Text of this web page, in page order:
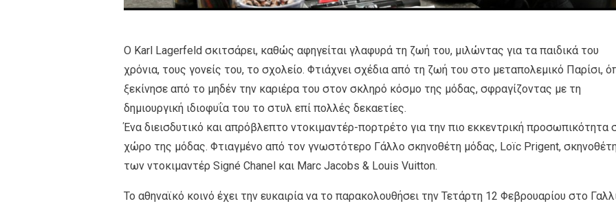
Ο Karl Lagerfeld σκιτσάρει, καθώς αφηγείται γλαφυρά τη ζωή του, μιλώντας για τα παιδικά του
χρόνια, τους γονείς του, το σχολείο. Φτιάχνει σχέδια από τη ζωή του στο μεταπολεμικό Παρίσι,
ξεκίνησε από το μηδέν την καριέρα του στον σκληρό κόσμο της μόδας, σφραγίζοντας με τη
δημιουργική ιδιοφυΐα του το στυλ επί πολλές δεκαετίες.
Ένα διεισδυτικό και απρόβλεπτο ντοκιμαντέρ-πορτρέτο για την πιο εκκεντρική προσωπικότητα
χώρο της μόδας. Φτιαγμένο από τον γνωστότερο Γάλλο σκηνοθέτη μόδας, Loïc Prigent,
των ντοκιμαντέρ Signé Chanel και Μarc Jacobs & Louis Vuitton.
Το αθηναϊκό κοινό έχει την ευκαιρία να το παρακολουθήσει την Τετάρτη 12 Φεβρουαρίου στο